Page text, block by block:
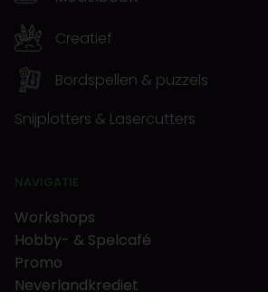
Creatief
Bordspellen & puzzels
Snijplotters & Lasercutters
NAVIGATIE
Workshops
Hobby- & Spelcafé
Promo
Neverlandkrediet